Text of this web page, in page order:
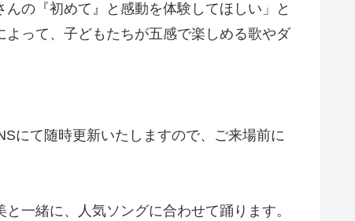
の『初めて』と感動を体験してほしい」と
って、子どもたちが五感で楽しめる歌やダ
にて随時更新いたしますので、ご来場前に
一緒に、人気ソングに合わせて踊ります。